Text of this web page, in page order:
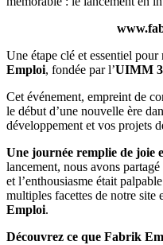
Une étape clé et essentiel
Emploi, fondée par l’UIMM
Cet événement, empreint de
le début d’une nouvelle ère
développement et vos projets
Une journée remplie de joie
lancement, nous avons
et l’enthousiasme était
multiples facettes de notre site
Emploi.
Découvrez ce que Fabrik